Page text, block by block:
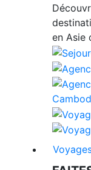
en Asie